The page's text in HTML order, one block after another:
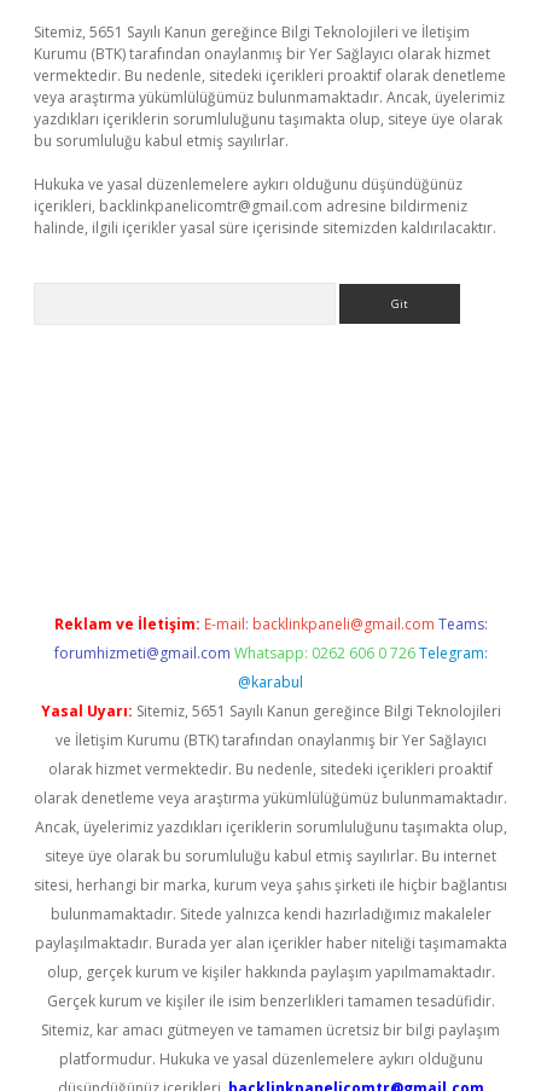
Sitemiz, 5651 Sayılı Kanun gereğince Bilgi Teknolojileri ve İletişim
Kurumu (BTK) tarafından onaylanmış bir Yer Sağlayıcı olarak hizmet
vermektedir. Bu nedenle, sitedeki içerikleri proaktif olarak denetleme
veya araştırma yükümlülüğümüz bulunmamaktadır. Ancak, üyelerimiz
yazdıkları içeriklerin sorumluluğunu taşımakta olup, siteye üye olarak
bu sorumluluğu kabul etmiş sayılırlar.
Hukuka ve yasal düzenlemelere aykırı olduğunu düşündüğünüz
içerikleri, backlinkpanelicomtr@gmail.com adresine bildirmeniz
halinde, ilgili içerikler yasal süre içerisinde sitemizden kaldırılacaktır.
Reklam ve İletişim: E-mail: backlinkpaneli@gmail.com Teams:
forumhizmeti@gmail.com Whatsapp: 0262 606 0 726 Telegram:
@karabul
Yasal Uyarı: Sitemiz, 5651 Sayılı Kanun gereğince Bilgi Teknolojileri
ve İletişim Kurumu (BTK) tarafından onaylanmış bir Yer Sağlayıcı
olarak hizmet vermektedir. Bu nedenle, sitedeki içerikleri proaktif
olarak denetleme veya araştırma yükümlülüğümüz bulunmamaktadır.
Ancak, üyelerimiz yazdıkları içeriklerin sorumluluğunu taşımakta olup,
siteye üye olarak bu sorumluluğu kabul etmiş sayılırlar. Bu internet
sitesi, herhangi bir marka, kurum veya şahıs şirketi ile hiçbir bağlantısı
bulunmamaktadır. Sitede yalnızca kendi hazırladığımız makaleler
paylaşılmaktadır. Burada yer alan içerikler haber niteliği taşımamakta
olup, gerçek kurum ve kişiler hakkında paylaşım yapılmamaktadır.
Gerçek kurum ve kişiler ile isim benzerlikleri tamamen tesadüfidir.
Sitemiz, kar amacı gütmeyen ve tamamen ücretsiz bir bilgi paylaşım
platformudur. Hukuka ve yasal düzenlemelere aykırı olduğunu